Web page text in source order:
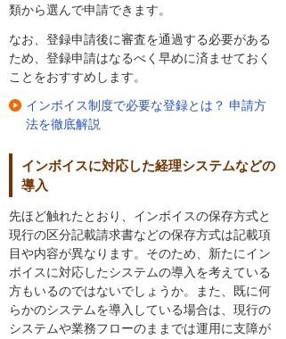
類から選んで申請できます。
なお、登録申請後に審査を通過する必要がある
ため、登録申請はなるべく早めに済ませておく
ことをおすすめします。
インボイス制度で必要な登録とは？ 申請方
法を徹底解説
インボイスに対応した経理システムなどの
導入
先ほど触れたとおり、インボイスの保存方式と
現行の区分記載請求書などの保存方式は記載項
目や内容が異なります。そのため、新たにイン
ボイスに対応したシステムの導入を考えている
方もいるのではないでしょうか。また、既に何
らかのシステムを導入している場合は、現行の
システムや業務フローのままでは運用に支障が